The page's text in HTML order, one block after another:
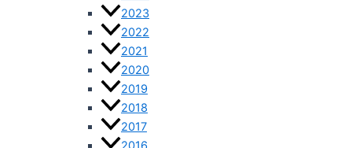
2023
2022
2021
2020
2019
2018
2017